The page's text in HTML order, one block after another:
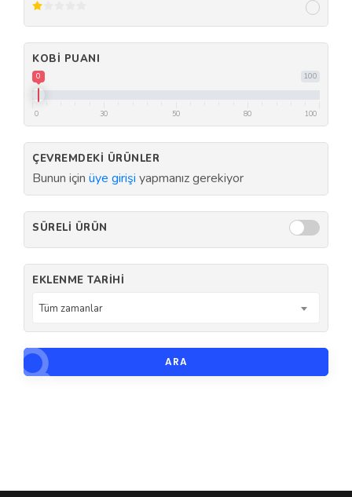
KOBI PUANI
100
0
0 30 50 80 100
ÇEVREMDEKI ÜRÜNLER
Bunun için üye girişi yapmanız gerekiyor
SÜRELI ÜRÜN
EKLENME TARIHI
Tüm zamanlar
ARA